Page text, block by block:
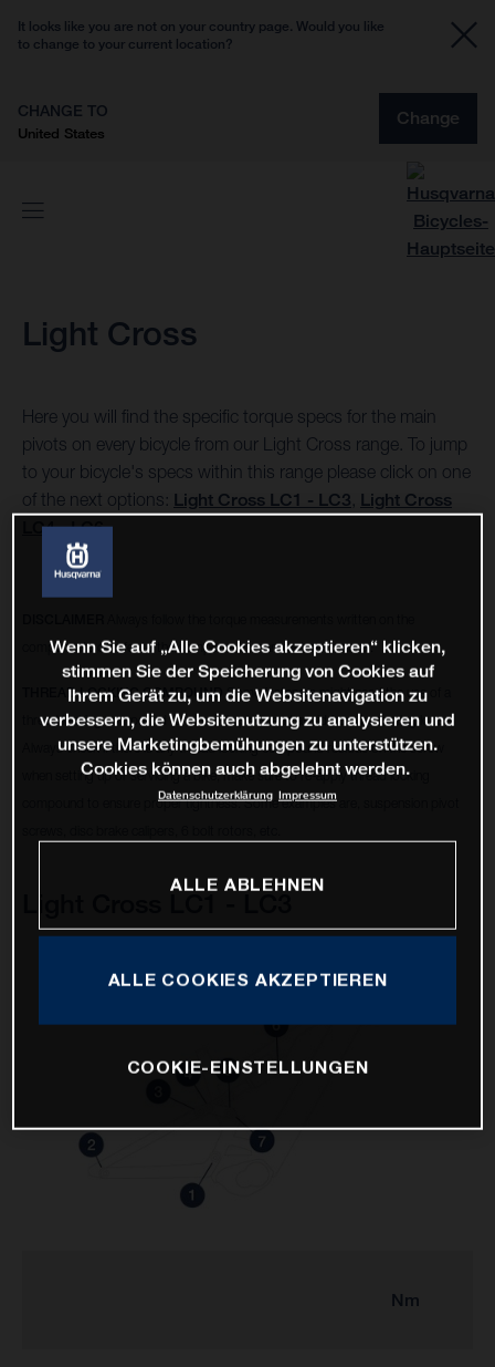
It looks like you are not on your country page. Would you like
to change to your current location?
CHANGE TO
United States
Change
Light Cross
Here you will find the specific torque specs for the main
pivots on every bicycle from our Light Cross range. To jump
to your bicycle's specs within this range please click on one
of the next options: Light Cross LC1 - LC3 Light Cross
LC4 - LC6
components or refer to the components manufacturer manual.
THREAD LOCKING COMPOUND Some fasteners might need the use of a
thread locking compound to remain in place and avoid from becoming loose.
Always check if there is any thread locking compound residue on the screw
when setting up or servicing a bike, make sure to re-apply thread locking
compound to ensure proper tightness. Some examples are, suspension pivot
Nm
Wenn Sie auf „Alle Cookies akzeptieren“ klicken,
stimmen Sie der Speicherung von Cookies auf
Ihrem Gerät zu, um die Websitenavigation zu
verbessern, die Websitenutzung zu analysieren und
unsere Marketingbemühungen zu unterstützen.
Cookies können auch abgelehnt werden.
Datenschutzerklärung Impressum
ALLE ABLEHNEN
ALLE COOKIES AKZEPTIEREN
COOKIE-EINSTELLUNGEN